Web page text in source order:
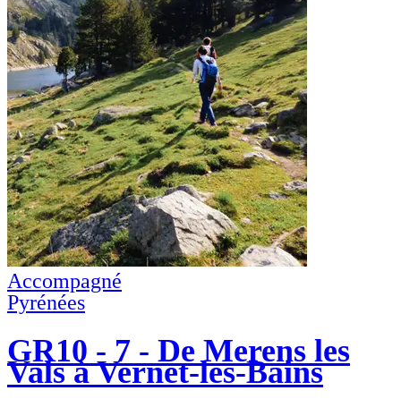
Accompagné
Pyrénées
GR10 - 7 - De Merens les
Vals à Vernet-les-Bains